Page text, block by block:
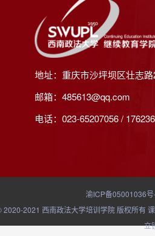
地址：重庆市沙坪坝区壮志
邮箱：485613@qq.com
电话：023-65207056 /
渝ICP备05001036
2021 西南政法大学培训学院 版权所有
立